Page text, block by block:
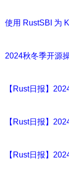
使用 RustSBI 为
2024秋冬季开源
【Rust日报】
【Rust日报】
【Rust日报】